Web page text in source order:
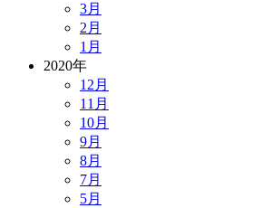
3月
2月
1月
2020年
12月
11月
10月
9月
8月
7月
5月